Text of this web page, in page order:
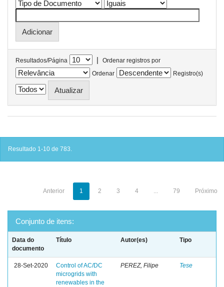
Resultados/Página |
Ordenar registros por
Ordenar
Registro(s)
Resultado 1-10 de 783.
Anterior 1 2 3 4 ... 79 Próximo
Conjunto de itens:
Data do
documento
Título Autor(es) Tipo
28-Set-2020
Control of AC/DC
microgrids with
renewables in the
PEREZ, Filipe Tese